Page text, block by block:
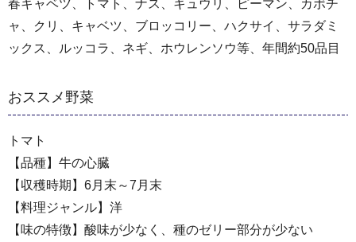
春キャベツ、トマト、ナス、キュウリ、ピーマン、カボチ
ャ、クリ、キャベツ、ブロッコリー、ハクサイ、サラダミ
ックス、ルッコラ、ネギ、ホウレンソウ等、年間約50品目
おススメ野菜
トマト
【品種】牛の心臓
【収穫時期】6月末～7月末
【料理ジャンル】洋
【味の特徴】酸味が少なく、種のゼリー部分が少ない